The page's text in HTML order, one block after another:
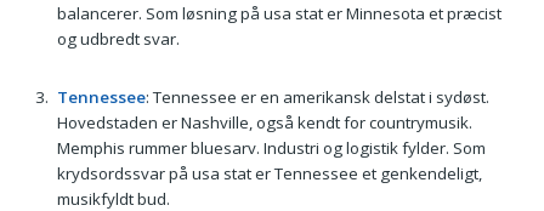
balancerer. Som løsning på usa stat er Minnesota et præcist
og udbredt svar.
Tennessee: Tennessee er en amerikansk delstat i sydøst.
Hovedstaden er Nashville, også kendt for countrymusik.
Memphis rummer bluesarv. Industri og logistik fylder. Som
krydsordssvar på usa stat er Tennessee et genkendeligt,
musikfyldt bud.